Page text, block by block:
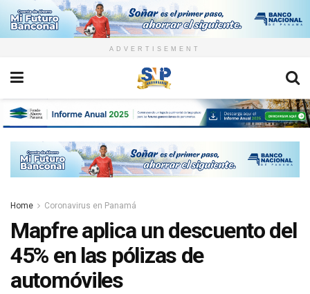
ADVERTISEMENT
Home Coronavirus en Panamá
Mapfre aplica un descuento del
45% en las pólizas de
automóviles